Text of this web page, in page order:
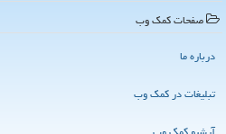
صفحات كمك وب
درباره ما
تبلیغات در كمك وب